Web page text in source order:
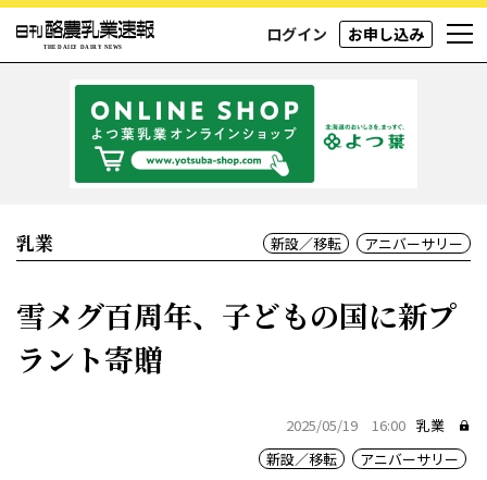
ログイン お申し込み
乳業 新設／移転 アニバーサリー
雪メグ百周年、子どもの国に新プ
ラント寄贈
2025/05/19 16:00 乳業
新設／移転
アニバーサリー